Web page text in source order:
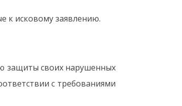
к исковому заявлению.
защиты своих нарушенных
с требованиями